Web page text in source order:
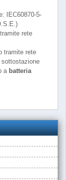
IEC60870-5-
rete
tramite rete
sottostazione
abatteria